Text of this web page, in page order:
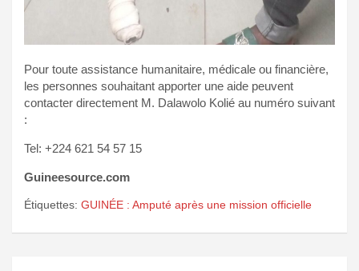
Pour toute assistance humanitaire, médicale ou financière,
les personnes souhaitant apporter une aide peuvent
contacter directement M. Dalawolo Kolié au numéro suivant
:
Tel: +224 621 54 57 15
Guineesource.com
Étiquettes: GUINÉE : Amputé après une mission officielle